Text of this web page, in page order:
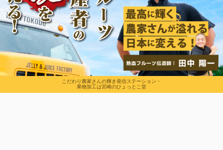
こだわり農家さんの輝き発信ステーション・
果物加工は宮崎のひょっとこ堂